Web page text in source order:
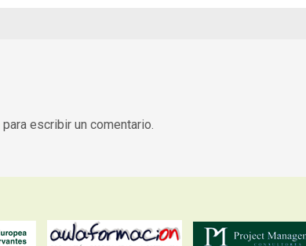
para escribir un comentario.